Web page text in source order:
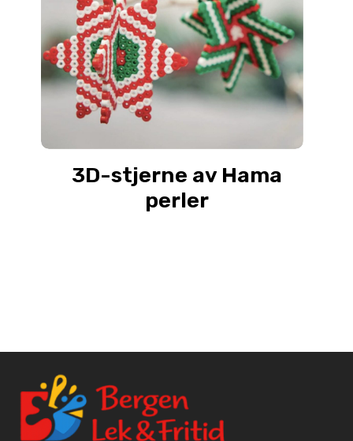
3D-stjerne av Hama
perler